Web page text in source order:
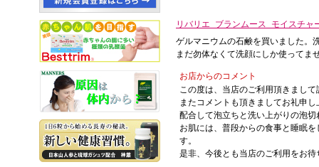
リバリエ ブランムース モイスチャ
ゲルマニウムの石鹸を買いました。
まだ勿体なくて洗顔にしか使って
お店からのコメント
この度は、当店のご利用頂きまし
またコメントも頂きましてお礼申
配合して泡立ちと洗い上がりの泡
お肌には、普段からの食事と睡眠
す。
是非、今後とも当店のご利用をお